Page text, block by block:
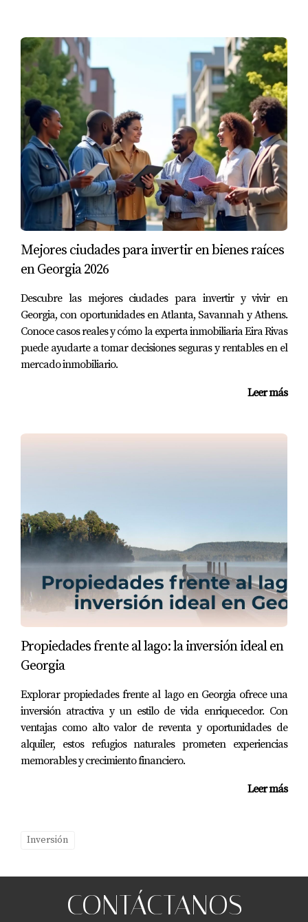
Mejores ciudades para invertir en bienes raíces
en Georgia 2026
Descubre las mejores ciudades para invertir y vivir en
Georgia, con oportunidades en Atlanta, Savannah y Athens.
Conoce casos reales y cómo la experta inmobiliaria Eira Rivas
puede ayudarte a tomar decisiones seguras y rentables en el
mercado inmobiliario.
Leer más
Propiedades frente al lago: la inversión ideal en
Georgia
Explorar propiedades frente al lago en Georgia ofrece una
inversión atractiva y un estilo de vida enriquecedor. Con
ventajas como alto valor de reventa y oportunidades de
alquiler, estos refugios naturales prometen experiencias
memorables y crecimiento financiero.
Leer más
Inversión
CONTÁCTANOS